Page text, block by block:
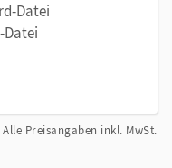
Datei
Datei
Alle Preisangaben inkl. MwSt.